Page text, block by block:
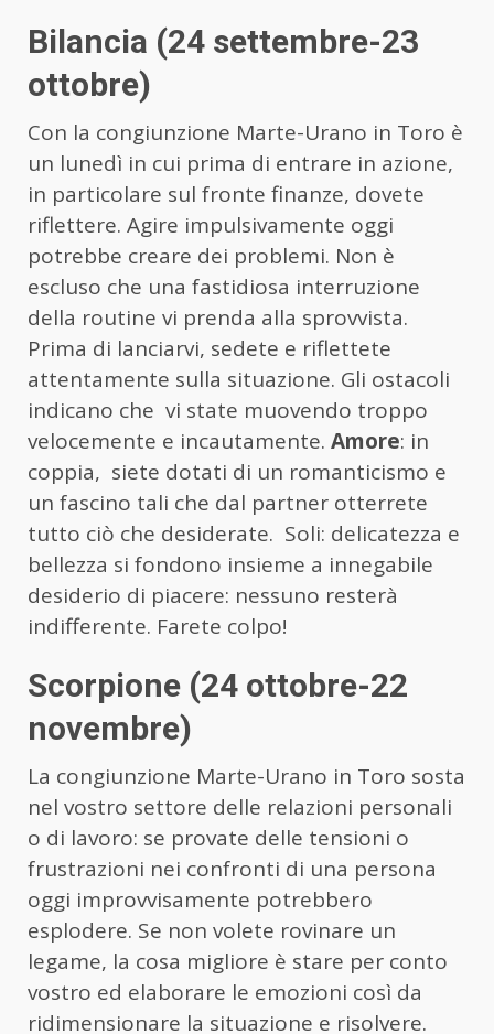
Bilancia (24 settembre-23
ottobre)
Con la congiunzione Marte-Urano in Toro è
un lunedì in cui prima di entrare in azione,
in particolare sul fronte finanze, dovete
riflettere. Agire impulsivamente oggi
potrebbe creare dei problemi. Non è
escluso che una fastidiosa interruzione
della routine vi prenda alla sprovvista.
Prima di lanciarvi, sedete e riflettete
attentamente sulla situazione. Gli ostacoli
indicano che vi state muovendo troppo
velocemente e incautamente. Amore: in
coppia, siete dotati di un romanticismo e
un fascino tali che dal partner otterrete
tutto ciò che desiderate. Soli: delicatezza e
bellezza si fondono insieme a innegabile
desiderio di piacere: nessuno resterà
indifferente. Farete colpo!
Scorpione (24 ottobre-22
novembre)
La congiunzione Marte-Urano in Toro sosta
nel vostro settore delle relazioni personali
o di lavoro: se provate delle tensioni o
frustrazioni nei confronti di una persona
oggi improvvisamente potrebbero
esplodere. Se non volete rovinare un
legame, la cosa migliore è stare per conto
vostro ed elaborare le emozioni così da
ridimensionare la situazione e risolvere.